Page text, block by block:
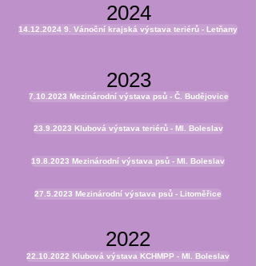
2024
14.12.2024 9. Vánoční krajská výstava teriérů - Letňany
2023
7.10.2023 Mezinárodní výstava psů - Č. Budějovice
23.9.2023 Klubová výstava teriérů - Ml. Boleslav
19.8.2023 Mezinárodní výstava psů - Ml. Boleslav
27.5.2023 Mezinárodní výstava psů - Litoměřice
2022
22.10.2022 Klubová výstava KCHMPP - Ml. Boleslav